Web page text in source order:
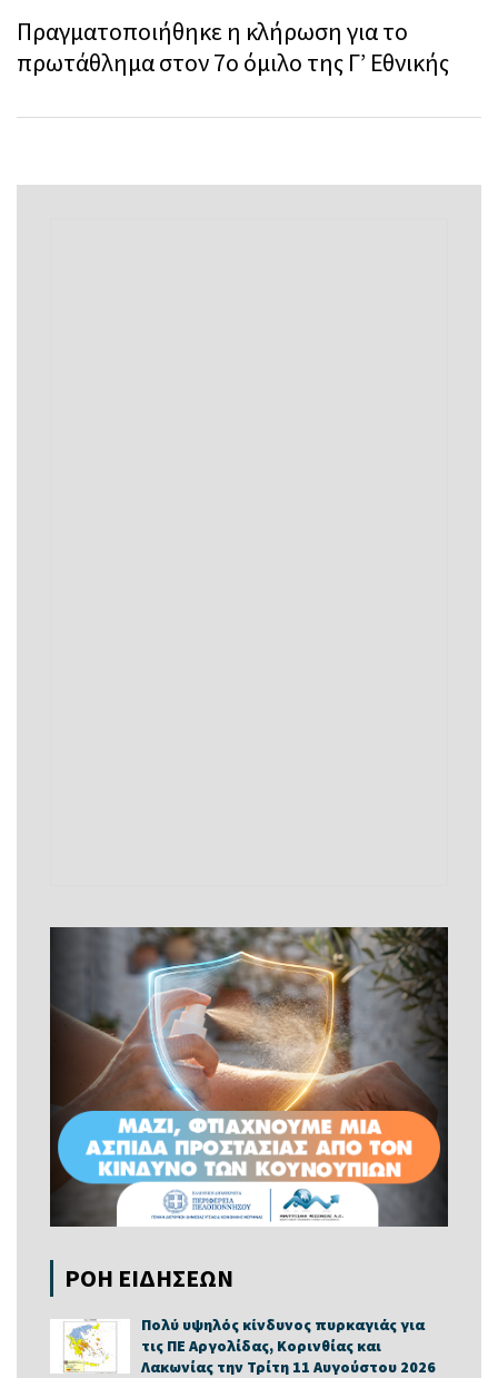
Πραγματοποιήθηκε η κλήρωση για το
πρωτάθλημα στον 7ο όμιλο της Γ’ Εθνικής
ΡΟΗ ΕΙΔΗΣΕΩΝ
Πολύ υψηλός κίνδυνος πυρκαγιάς για
τις ΠΕ Αργολίδας, Κορινθίας και
Λακωνίας την Τρίτη 11 Αυγούστου 2026